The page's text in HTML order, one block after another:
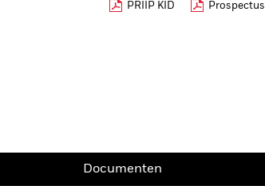
PRIIP KID Prospectus
Documenten